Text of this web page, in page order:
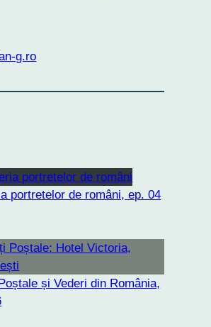
portretelor de români, ep. 04
și Vederi din România,